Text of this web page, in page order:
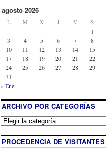
agosto 2026
L M X J V S
1
3
4 5 6 7 8
10
11 12 13 14 15
17
18 19 20 21 22
24
25 26 27 28 29
31
« Ene
ARCHIVO POR CATEGORÍAS
PROCEDENCIA DE VISITANTES